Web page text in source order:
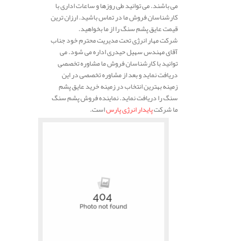
می باشند. می توانید طی روزها و ساعات اداری با
کارشناسان فروش ما در تماس باشید. ارزان ترین
قیمت عایق پشم سنگ را از ما بخواهید.
شرکت مهار انرژی تحت مدیریت محترم خود جناب
آقای مهندس سهیل حیدری اداره می شود. می
توانید با کارشناسان فروش ما مشاوره تخصصی
دریافت نماید و بعد از مشاوره تخصصی در این
زمینه بهترین انتخاب در زمینه خرید عایق پشم
سنگ را دریافت نماید. نماینده فروش پشم سنگ
ما شرکتپایدار انرژی پارساست.